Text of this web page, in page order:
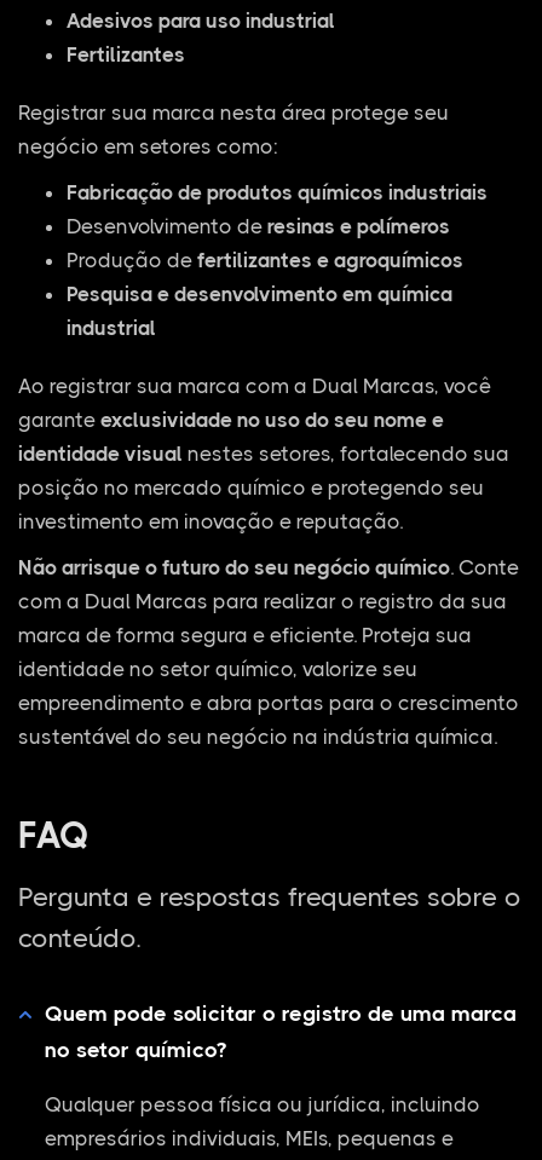
Adesivos para uso industrial
Fertilizantes
Registrar sua marca nesta área protege seu
negócio em setores como:
Fabricação de produtos químicos industriais
Desenvolvimento de resinas e polímeros
Produção de fertilizantes e agroquímicos
Pesquisa e desenvolvimento em química
industrial
Ao registrar sua marca com a Dual Marcas, você
garante exclusividade no uso do seu nome e
identidade visual nestes setores, fortalecendo sua
posição no mercado químico e protegendo seu
investimento em inovação e reputação.
Não arrisque o futuro do seu negócio químico. Conte
com a Dual Marcas para realizar o registro da sua
marca de forma segura e eficiente. Proteja sua
identidade no setor químico, valorize seu
empreendimento e abra portas para o crescimento
sustentável do seu negócio na indústria química.
FAQ
Pergunta e respostas frequentes sobre o
conteúdo.
Quem pode solicitar o registro de uma marca
no setor químico?
Qualquer pessoa física ou jurídica, incluindo
empresários individuais, MEIs, pequenas e